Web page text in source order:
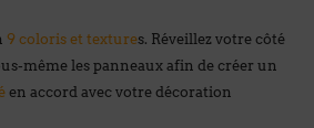
9 coloris et textures. Réveillez votre côté
même les panneaux afin de créer un
en accord avec votre décoration